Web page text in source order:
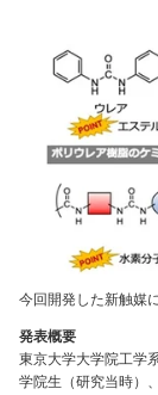
今回開発した新触媒
発表概要
東京大学大学院工学
学院生（研究当時）